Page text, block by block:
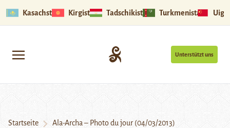
Kasachstan Kirgistan Tadschikistan Turkmenistan
Unterstützt uns
Startseite Ala-Archa – Photo du jour (04/03/2013)